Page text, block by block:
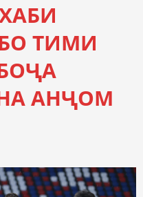
ТИМИ
АНҶОМ